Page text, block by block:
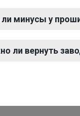
ли минусы у
ли вернуть